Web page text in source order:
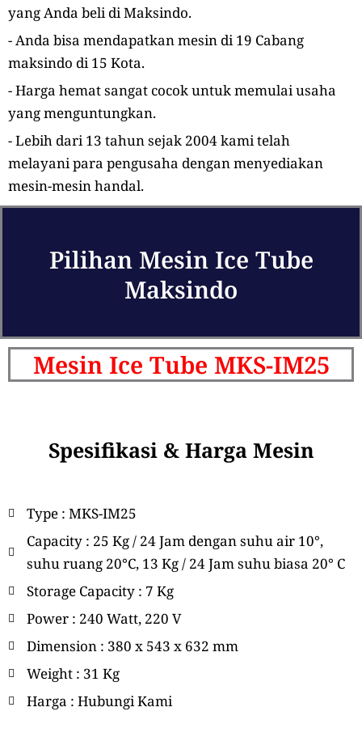
yang Anda beli di Maksindo.
- Anda bisa mendapatkan mesin di 19 Cabang
maksindo di 15 Kota.
- Harga hemat sangat cocok untuk memulai usaha
yang menguntungkan.
- Lebih dari 13 tahun sejak 2004 kami telah
melayani para pengusaha dengan menyediakan
mesin-mesin handal.
Pilihan Mesin Ice Tube
Maksindo
Mesin Ice Tube MKS-IM25
Spesifikasi & Harga Mesin
Type : MKS-IM25
Capacity : 25 Kg / 24 Jam dengan suhu air 10°,
suhu ruang 20°C, 13 Kg / 24 Jam suhu biasa 20° C
Storage Capacity : 7 Kg
Power : 240 Watt, 220 V
Dimension : 380 x 543 x 632 mm
Weight : 31 Kg
Harga : Hubungi Kami